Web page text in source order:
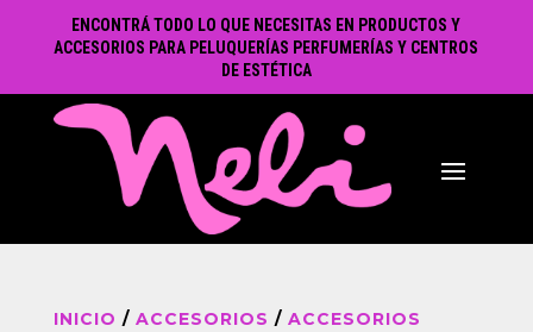
ENCONTRÁ TODO LO QUE NECESITAS EN PRODUCTOS Y
ACCESORIOS PARA PELUQUERÍAS PERFUMERÍAS Y CENTROS
DE ESTÉTICA
INICIO / ACCESORIOS / ACCESORIOS